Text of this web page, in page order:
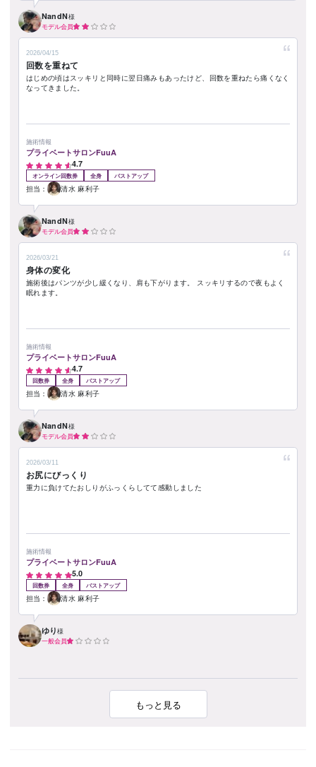
NandN様
モデル会員
2026/04/15
回数を重ねて
はじめの頃はスッキリと同時に翌日痛みもあったけど、回数を重ねたら痛くなく
なってきました。
施術情報
プライベートサロンFuuA
4.7
オンライン回数券 全身 バストアップ
担当： 清水 麻利子
NandN様
モデル会員
2026/03/21
身体の変化
施術後はパンツが少し緩くなり、肩も下がります。 スッキリするので夜もよく
眠れます。
施術情報
プライベートサロンFuuA
4.7
回数券 全身 バストアップ
担当： 清水 麻利子
NandN様
モデル会員
2026/03/11
お尻にびっくり
重力に負けてたおしりがふっくらしてて感動しました
施術情報
プライベートサロンFuuA
5.0
回数券 全身 バストアップ
担当： 清水 麻利子
ゆり様
一般会員
もっと見る